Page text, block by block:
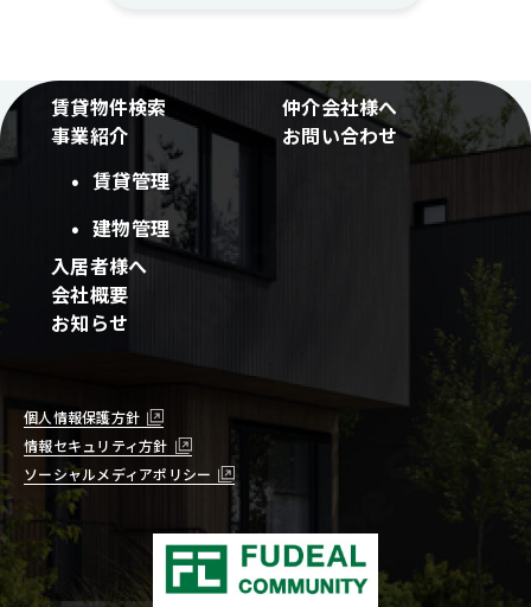
賃貸物件検索
事業紹介
賃貸管理
建物管理
入居者様へ
会社概要
お知らせ
仲介会社様へ
お問い合わせ
個人情報保護方針
ソーシャルメディアポリシー
情報セキュリティ方針